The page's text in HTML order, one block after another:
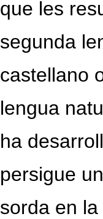
que les
segunda
castellano
lengua
ha
persigue
sorda en